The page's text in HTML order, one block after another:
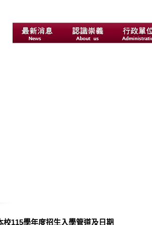
校115學年度招生入學管道及日期